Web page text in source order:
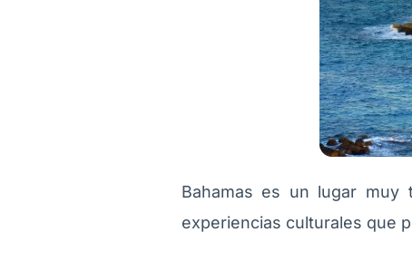
Bahamas es un lugar muy
experiencias culturales que